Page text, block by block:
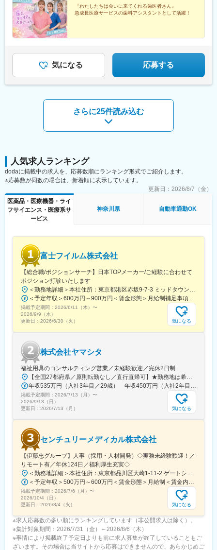
『わたしたちは会いに来てくれる歯医者さん』
急成長医療サービスの歯科アシスタントとして活躍！
気になる 応募する
さらに25件読み込む
人気求人ランキング
dodaに掲載中の求人を、応募数順にランキング形式でご紹介します。
※応募数が同数の場合は、新着順に表示しています。
更新日： 2026/8/7（金）
医薬品・医療機器・ライ
フサイエンス・医療系サ
ービス
神奈川県 自動車通勤OK
富士フイルム株式会社
【総合職/ポジションサーチ】日本TOPメーカー/ご経験に合わせて
ポジション打診いたします
＜勤務地詳細＞本社住所：東京都港区赤坂9-7-3 ミッドタウン・ウェスト勤務地最寄駅：東京メトロ日比谷線／都営大江戸線／六本木駅受動喫煙対策：敷地内全面禁煙変更の範囲：会社の定める事業所（リモートワーク含む）
＜予定年収＞600万円～900万円＜賃金形態＞月給制補足事項なし＜賃金内訳＞月額（基本給）：300,000円～500,000円＜月給＞300,000円～500,000円＜昇給有無＞有＜残業手当＞有賃金はあくまでも目安の金額であり、選考を通じて上下する可能性があります。月給(月額)は固定手当を含めた表記です。
掲載予定期間： 2026/6/11（木） 〜
2026/9/9（水）
更新日： 2026/6/30（火） 気になる
株式会社ヤマシタ
福祉用具のコンサルティング営業／未経験歓迎／完休2日制
【全国27都府県／原則転勤なし／直行直帰可】★勤務地は希望を考慮★拠点により車通勤OK※充足状況により、ご希望の勤務地での募集が終了している場合があります。※転居を伴う転勤の有無は、半年ごとに希望を伺い、選択いただけます。■東北■・宮城県（仙台市）■関東■・東京都（東京23区など）・神奈川県（横浜市など）・埼玉県（さいたま市など）・千葉県（千葉市など）・茨城県（水戸市）・栃木県（宇都宮市／足利市）・群馬県（前橋市）■東海■・愛知県（名古屋市／豊田市／豊橋市／小牧市）・静岡県（静岡市／浜松市／沼津市／焼津市／富士市）・岐阜県（岐阜市）・三重県（四日市市）■信越・北陸■・長野県（長野市）・山梨県（甲府市）・石川県（金沢市）・富山県（富山市）・福井県（福井市）■関西■・大阪府・兵庫県（神戸市／尼崎市／姫路市）・京都府（京都市）・奈良県（奈良市／天理市）・滋賀県（大津市／彦根市）・和歌山県（和歌山市／田辺市）■中国■・広島県（広島市）・岡山県（岡山市）■四国■・香川県（高松市）■九州■・福岡県（福岡市）
年収535万円（入社3年目／29歳） 年収450万円（入社2年目／26歳）
掲載予定期間： 2026/7/13（月） 〜
2026/9/13（日）
更新日： 2026/7/13（月） 気になる
センチュリーメディカル株式会社
【伊藤忠グループ】人事（採用・人材開発）◇実務未経験歓迎！／
リモート有／年休124日／福利厚生充実◇
＜勤務地詳細＞本社住所：東京都品川区大崎1-11-2 ゲートシティ大崎イーストタワー22Ｆ勤務地最寄駅：JR山手線／大崎駅受動喫煙対策：屋内全面禁煙変更の範囲：会社の定める事業所（リモートワーク含む）
＜予定年収＞500万円～600万円＜賃金形態＞月給制＜賃金内訳＞月額（基本給）：300,000円～350,000円＜月給＞300,000円～350,000円＜昇給有無＞有＜残業手当＞有＜給与補足＞上記年収は、あくまで目安であり、前職・経験を考慮し検討させて頂きます。■昇給：あり■賞与：あり※会社業績と個人業績に応じて算定されます。賃金はあくまでも目安の金額であり、選考を通じて上下する可能性があります。月給(月額)は固定手当を含めた表記です。
掲載予定期間： 2026/7/6（月） 〜
2026/10/4（日）
更新日： 2026/8/4（火） 気になる
※求人応募数の多い順にランキングしています（非公開求人は除く）。
※集計対象期間：2026/7/31（金）～2026/8/6（木）
※事情により掲載終了予定日よりも前に求人募集が終了していることもご
ざいます。その場合は当サイトから応募はできませんので、あらかじめご